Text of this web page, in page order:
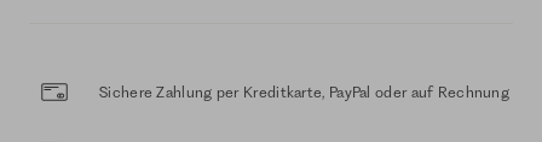
Sichere Zahlung per Kreditkarte, PayPal oder auf Rechnung